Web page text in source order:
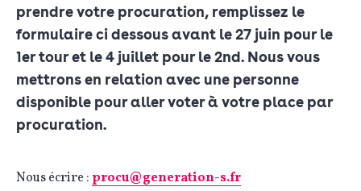
prendre votre procuration, remplissez le
formulaire ci dessousavant le 27 juin pour le
1er tour et le 4 juillet pour le 2nd. Nous vous
mettrons en relation avec une personne
disponible pour aller voter à votre place par
procuration.
Nous écrire :procu@generation-s.fr